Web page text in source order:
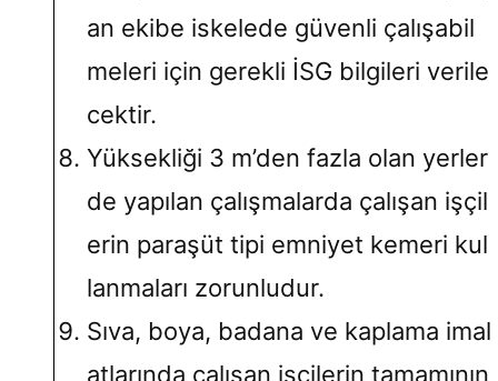
an ekibe iskelede güvenli çalışabil
meleri için gerekli İSG bilgileri verile
cektir.
Yüksekliği 3 m’den fazla olan yerler
de yapılan çalışmalarda çalışan işçil
erin paraşüt tipi emniyet kemeri kul
lanmaları zorunludur.
Sıva, boya, badana ve kaplama imal
atlarında çalışan işçilerin tamamının